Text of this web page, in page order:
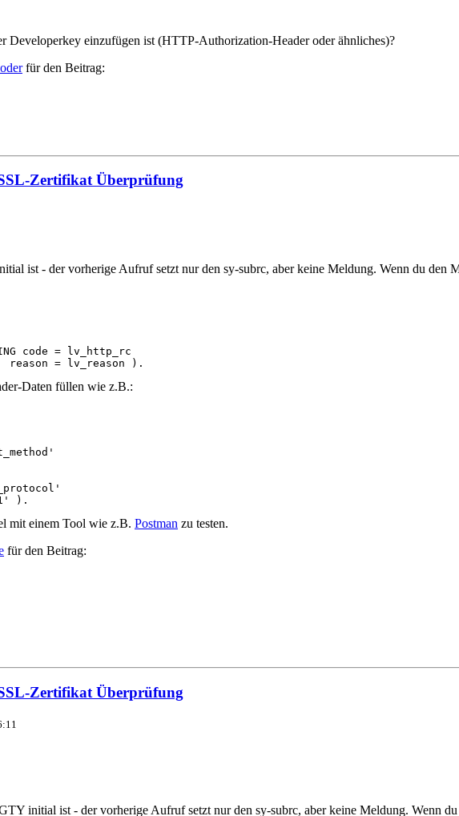
Developerkey einzufügen ist (HTTP-Authorization-Header oder ähnliches)?
für den Beitrag:
Zertifikat Überprüfung
ist - der vorherige Aufruf setzt nur den sy-subrc, aber keine Meldung. Wenn du den
code = lv_http_rc
reason = lv_reason ).
Daten füllen wie z.B.:
).
mit einem Tool wie z.B. Postman zu testen.
für den Beitrag:
Zertifikat Überprüfung
initial ist - der vorherige Aufruf setzt nur den sy-subrc, aber keine Meldung. Wenn